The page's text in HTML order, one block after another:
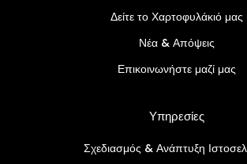
Δείτε το Χαρτοφυλάκιό μας
Νέα & Απόψεις
Επικοινωνήστε μαζί μας
Υπηρεσίες
Σχεδιασμός & Ανάπτυξη